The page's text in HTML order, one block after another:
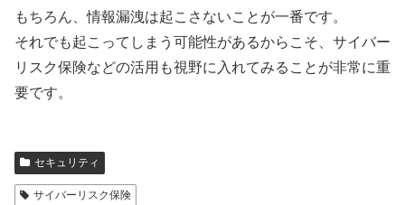
もちろん、情報漏洩は起こさないことが一番です。
それでも起こってしまう可能性があるからこそ、サイバー
リスク保険などの活用も視野に入れてみることが非常に重
要です。
セキュリティ
サイバーリスク保険